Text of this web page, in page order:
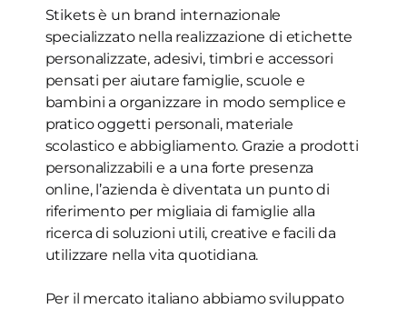
Stikets è un brand internazionale
specializzato nella realizzazione di etichette
personalizzate, adesivi, timbri e accessori
pensati per aiutare famiglie, scuole e
bambini a organizzare in modo semplice e
pratico oggetti personali, materiale
scolastico e abbigliamento. Grazie a prodotti
personalizzabili e a una forte presenza
online, l’azienda è diventata un punto di
riferimento per migliaia di famiglie alla
ricerca di soluzioni utili, creative e facili da
utilizzare nella vita quotidiana.
Per il mercato italiano abbiamo sviluppato